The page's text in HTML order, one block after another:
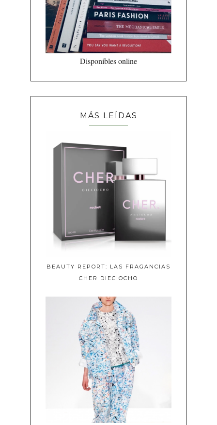
Disponibles online
MÁS LEÍDAS
BEAUTY REPORT: LAS FRAGANCIAS
CHER DIECIOCHO